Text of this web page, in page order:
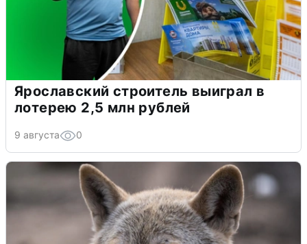
Ярославский строитель выиграл в
лотерею 2,5 млн рублей
9 августа 0